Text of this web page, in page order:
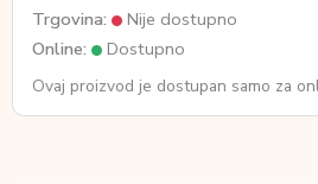
Trgovina:
Nije dostupno
Online:
Dostupno
Ovaj proizvod je dostupan samo za